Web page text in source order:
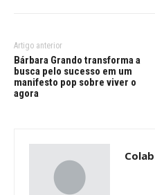
Artigo anterior
Bárbara Grando transforma a
busca pelo sucesso em um
manifesto pop sobre viver o
agora